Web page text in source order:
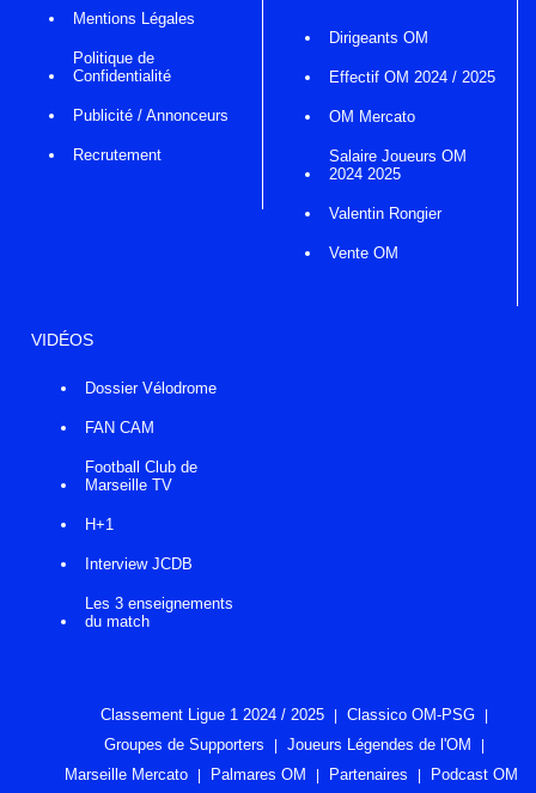
Mentions Légales
Politique de
Confidentialité
Publicité / Annonceurs
Recrutement
Dirigeants OM
Effectif OM 2024 / 2025
OM Mercato
Salaire Joueurs OM
2024 2025
Valentin Rongier
Vente OM
VIDÉOS
Dossier Vélodrome
FAN CAM
Football Club de
Marseille TV
H+1
Interview JCDB
Les 3 enseignements
du match
Classement Ligue 1 2024 / 2025
Classico OM-PSG
Groupes de Supporters
Joueurs Légendes de l'OM
Marseille Mercato
Palmares OM Partenaires Podcast OM